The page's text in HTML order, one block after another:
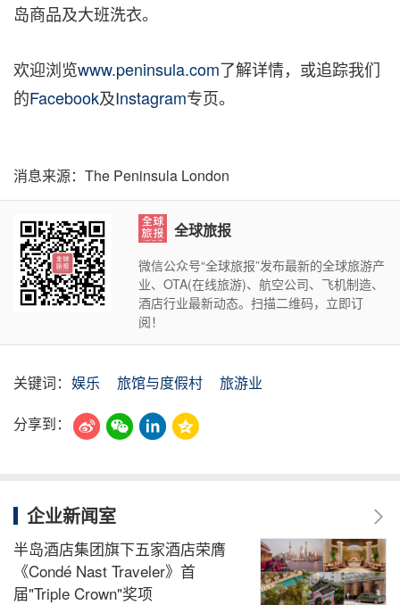
岛商品及大班洗衣。
欢迎浏览www.peninsula.com了解详情，或追踪我们
的Facebook及Instagram专页。
消息来源：The Peninsula London
全球旅报
微信公众号“全球旅报”发布最新的全球旅游产
业、OTA(在线旅游)、航空公司、飞机制造、
酒店行业最新动态。扫描二维码，立即订
阅！
关键词： 娱乐 旅馆与度假村
旅游业
分享到：
企业新闻室
半岛酒店集团旗下五家酒店荣膺
《Condé Nast Traveler》首
届"Triple Crown"奖项